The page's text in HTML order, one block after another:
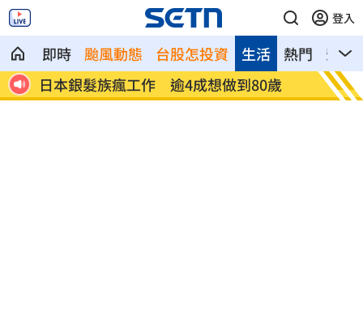
登入
即時 颱風動態 台股怎投資 熱門 影音
生活
解散統促黨？他曝翁曉玲一招：恐白忙一
場
疫苗
聲